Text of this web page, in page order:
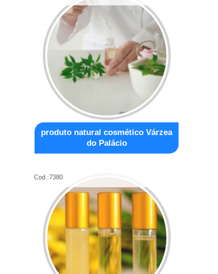
produto natural cosmético Várzea
do Palácio
Cod.:7380